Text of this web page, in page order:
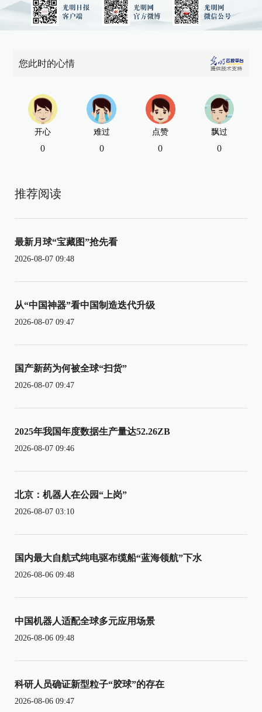
您此时的心情
开心
0
难过
0
点赞
0
飘过
0
推荐阅读
最新月球“宝藏图”抢先看
2026-08-07 09:48
从“中国神器”看中国制造迭代升级
2026-08-07 09:47
国产新药为何被全球“扫货”
2026-08-07 09:47
2025年我国年度数据生产量达52.26ZB
2026-08-07 09:46
北京：机器人在公园“上岗”
2026-08-07 03:10
国内最大自航式纯电驱布缆船“蓝海领航”下水
2026-08-06 09:48
中国机器人适配全球多元应用场景
2026-08-06 09:48
科研人员确证新型粒子“胶球”的存在
2026-08-06 09:47